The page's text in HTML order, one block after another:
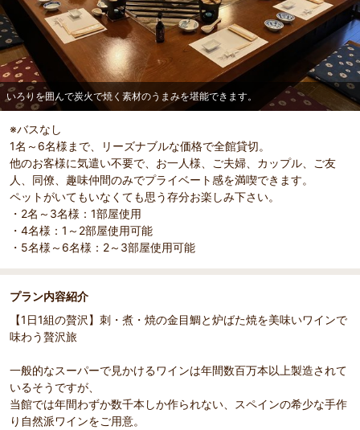
いろりを囲んで炭火で焼く素材のうまみを堪能できます。
※バスなし
1名～6名様まで、リーズナブルな価格で全館貸切。
他のお客様に気遣い不要で、お一人様、ご夫婦、カップル、ご友
人、同僚、趣味仲間のみでプライベート感を満喫できます。
ペットがいてもいなくても思う存分お楽しみ下さい。
・2名～3名様：1部屋使用
・4名様：1～2部屋使用可能
・5名様～6名様：2～3部屋使用可能
プラン内容紹介
【1日1組の贅沢】刺・煮・焼の金目鯛と炉ばた焼を美味いワインで
味わう贅沢旅
一般的なスーパーで見かけるワインは年間数百万本以上製造されて
いるそうですが、
当館では年間わずか数千本しか作られない、スペインの希少な手作
り自然派ワインをご用意。
部屋詳細
いろりを囲んで炭火で焼く素材のうまみを堪能できま
す。